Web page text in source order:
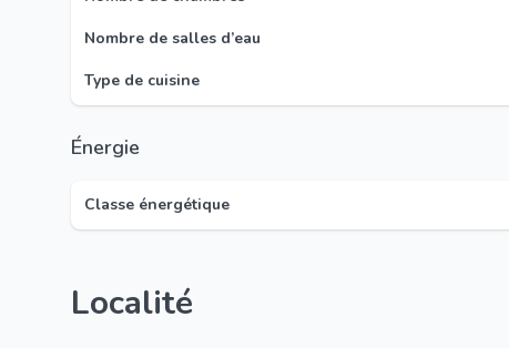
Nombre de salles d’eau
Type de cuisine
Énergie
Classe énergétique
Localité